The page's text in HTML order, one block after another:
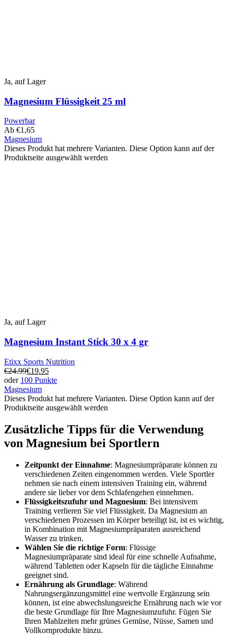
Ja, auf Lager
Magnesium Flüssigkeit 25 ml
Powerbar
Ab €1,65
Magnesium
Dieses Produkt hat mehrere Varianten. Diese Option kann auf der
Produktseite ausgewählt werden
Ja, auf Lager
Magnesium Instant Stick 30 x 4 gr
Etixx Sports Nutrition
€24.99€19.95
oder 100 Punkte
Magnesium
Dieses Produkt hat mehrere Varianten. Diese Option kann auf der
Produktseite ausgewählt werden
Zusätzliche Tipps für die Verwendung
von Magnesium bei Sportlern
Zeitpunkt der Einnahme: Magnesiumpräparate können zu
verschiedenen Zeiten eingenommen werden. Viele Sportler
nehmen sie nach einem intensiven Training ein, während
andere sie lieber vor dem Schlafengehen einnehmen.
Flüssigkeitszufuhr und Magnesium: Bei intensivem
Training verlieren Sie viel Flüssigkeit. Da Magnesium an
verschiedenen Prozessen im Körper beteiligt ist, ist es wichtig,
in Kombination mit Magnesiumpräparaten ausreichend
Wasser zu trinken.
Wählen Sie die richtige Form: Flüssige
Magnesiumpräparate sind ideal für eine schnelle Aufnahme,
während Tabletten oder Kapseln für die tägliche Einnahme
geeignet sind.
Ernährung als Grundlage: Während
Nahrungsergänzungsmittel eine wertvolle Ergänzung sein
können, ist eine abwechslungsreiche Ernährung nach wie vor
die beste Grundlage für Ihre Magnesiumzufuhr. Fügen Sie
Ihren Mahlzeiten mehr grünes Gemüse, Nüsse, Samen und
Vollkornprodukte hinzu.